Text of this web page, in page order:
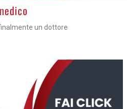
un dottore